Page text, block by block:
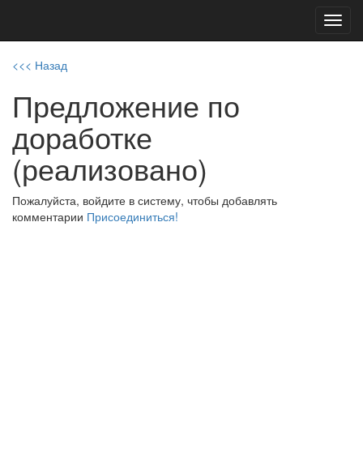
<<< Назад
Предложение по
доработке
(реализовано)
Пожалуйста, войдите в систему, чтобы добавлять
комментарии Присоединиться!